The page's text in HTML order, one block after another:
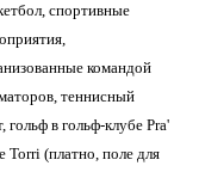
спортивные
командой
теннисный
гольф в гольф-клубе Pra'
Torri (платно, поле для